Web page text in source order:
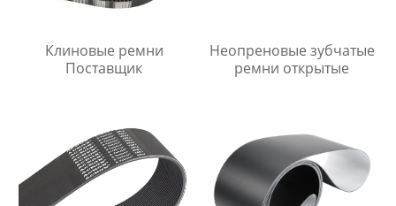
Клиновые ремни
Поставщик
Неопреновые зубчатые
ремни открытые